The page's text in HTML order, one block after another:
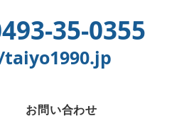
35-0355
お問い合わせ